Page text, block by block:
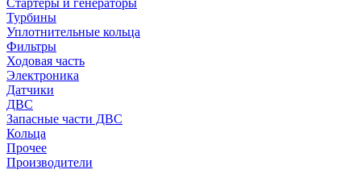
Стартеры и генераторы
Турбины
Уплотнительные кольца
Фильтры
Ходовая часть
Электроника
Датчики
ДВС
Запасные части ДВС
Кольца
Прочее
Производители